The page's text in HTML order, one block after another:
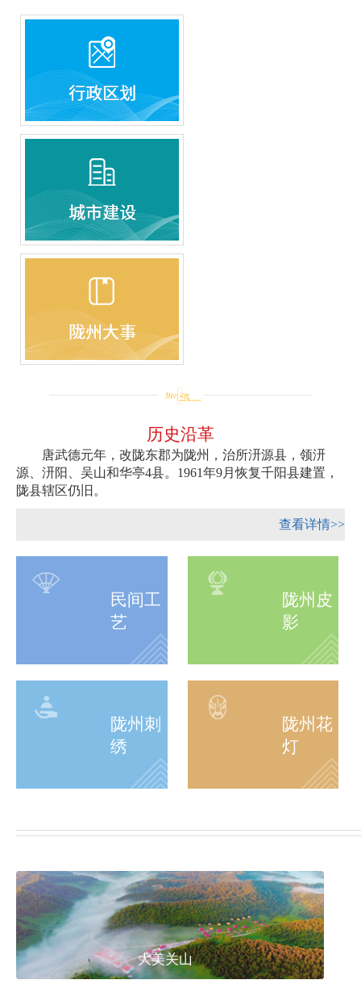
历史沿革
唐武德元年，改陇东郡为陇州，治所汧源县，领汧
源、汧阳、吴山和华亭4县。1961年9月恢复千阳县建置，
陇县辖区仍旧。
查看详情>>
民间工
艺
陇州皮
影
陇州刺
绣
陇州花
灯
大美关山